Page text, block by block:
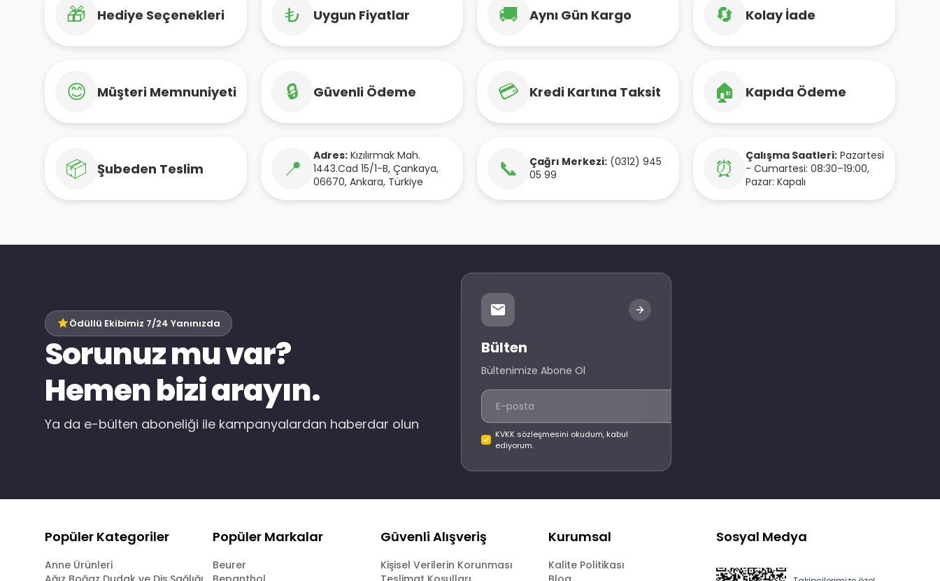
🎁 Hediye Seçenekleri ₺ Uygun Fiyatlar 🚚 Aynı Gün Kargo 🔄 Kolay İade
😊 Müşteri Memnuniyeti 🔒 Güvenli Ödeme 💳 Kredi Kartına Taksit 🏠 Kapıda Ödeme
📦 Şubeden Teslim 📍 Adres: Kızılırmak Mah.
1443.Cad 15/1-B, Çankaya,
06670, Ankara, Türkiye 📞 Çağrı Merkezi: (0312) 945
05 99
⏰ Çalışma Saatleri: Pazartesi
- Cumartesi: 08:30–19:00,
Pazar: Kapalı
Ödüllü Ekibimiz 7/24 Yanınızda
Sorunuz mu var?
Hemen bizi arayın.
Ya da e-bülten aboneliği ile kampanyalardan haberdar olun
Bülten
Bültenimize Abone Ol
KVKK sözleşmesini okudum, kabul
ediyorum.
Popüler Kategoriler
Anne Ürünleri
Popüler Markalar
Beurer
Güvenli Alışveriş
Kişisel Verilerin Korunması
Kurumsal
Kalite Politikası
Sosyal Medya